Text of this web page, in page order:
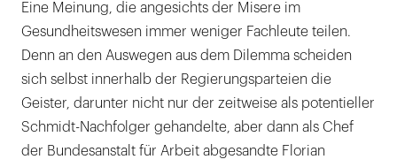
Eine Meinung, die angesichts der Misere im
Gesundheitswesen immer weniger Fachleute teilen.
Denn an den Auswegen aus dem Dilemma scheiden
sich selbst innerhalb der Regierungsparteien die
Geister, darunter nicht nur der zeitweise als potentieller
Schmidt-Nachfolger gehandelte, aber dann als Chef
der Bundesanstalt für Arbeit abgesandte Florian